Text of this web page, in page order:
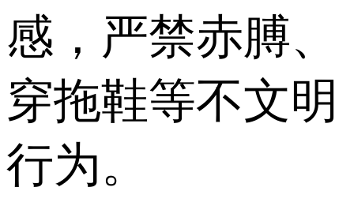
感，严禁赤膊、
穿拖鞋等不文明
行为。